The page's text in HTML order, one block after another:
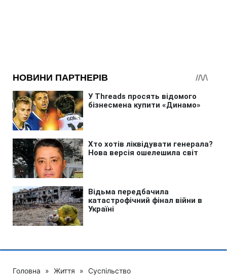
Головна » Життя » Суспільство